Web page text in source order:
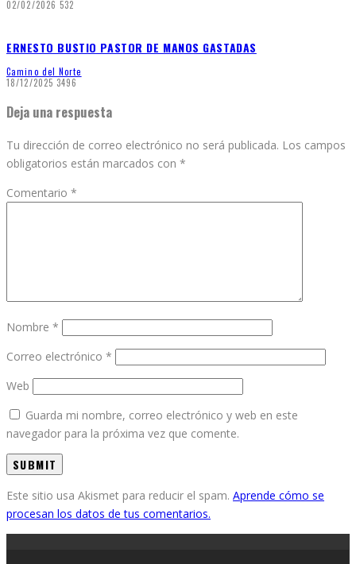
02/02/2026 532
ERNESTO BUSTIO PASTOR DE MANOS GASTADAS
Camino del Norte
18/12/2025 3496
Deja una respuesta
Tu dirección de correo electrónico no será publicada. Los campos
obligatorios están marcados con *
Comentario *
Nombre *
Correo electrónico *
Web
Guarda mi nombre, correo electrónico y web en este
navegador para la próxima vez que comente.
Este sitio usa Akismet para reducir el spam. Aprende cómo se
procesan los datos de tus comentarios.